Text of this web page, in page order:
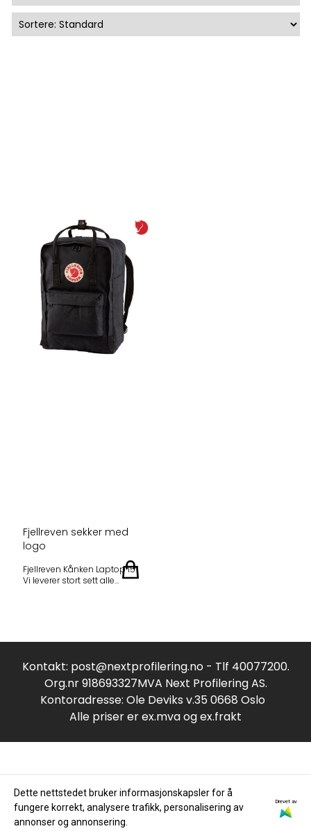
Fjellreven sekker med
logo
Fjellreven Kånken Laptop 15″
Vi leverer stort sett alle
Kontakt: post@nextprofilering.no - Tlf 40077200.
Org.nr 918693327MVA Next Profilering AS.
Kontoradresse: Ole Deviks v.35 0668 Oslo
Alle priser er ex.mva og ex.frakt
Dette nettstedet bruker informasjonskapsler for å
fungere korrekt, analysere trafikk, personalisering av
annonser og annonsering.
Drevet av